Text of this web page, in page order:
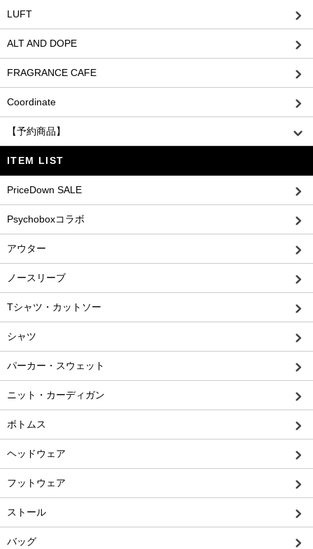
LUFT
ALT AND DOPE
FRAGRANCE CAFE
Coordinate
【予約商品】
ITEM LIST
PriceDown SALE
Psychoboxコラボ
アウター
ノースリーブ
Tシャツ・カットソー
シャツ
パーカー・スウェット
ニット・カーディガン
ボトムス
ヘッドウェア
フットウェア
ストール
バッグ